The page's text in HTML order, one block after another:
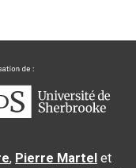
, Pierre Martel et